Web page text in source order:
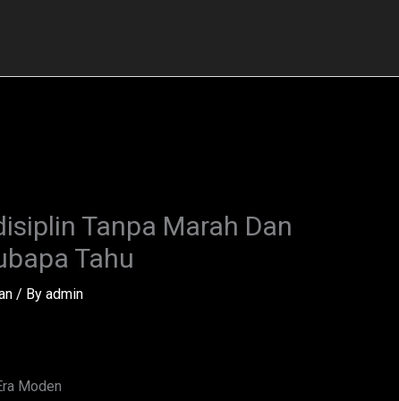
Tanpa Marah Dan
Tahu
/ By admin
Moden